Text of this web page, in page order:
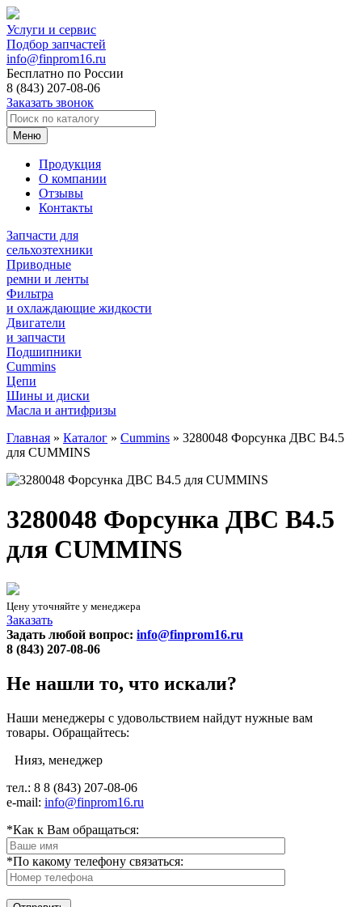
Услуги и сервис
Подбор запчастей
info@finprom16.ru
Бесплатно по России
8 (843) 207-08-06
Заказать звонок
Меню
Продукция
О компании
Отзывы
Контакты
Запчасти для
сельхозтехники
Приводные
ремни и ленты
Фильтра
и охлаждающие жидкости
Двигатели
и запчасти
Подшипники
Cummins
Цепи
Шины и диски
Масла и антифризы
Главная » Каталог » Cummins » 3280048 Форсунка ДВС B4.5
для CUMMINS
3280048 Форсунка ДВС B4.5
для CUMMINS
Цену уточняйте у менеджера
Заказать
Задать любой вопрос: info@finprom16.ru
8 (843) 207-08-06
Не нашли то, что искали?
Наши менеджеры с удовольствием найдут нужные вам
товары. Обращайтесь:
Нияз, менеджер
тел.: 8 8 (843) 207-08-06
e-mail: info@finprom16.ru
*Как к Вам обращаться:
*По какому телефону связаться: